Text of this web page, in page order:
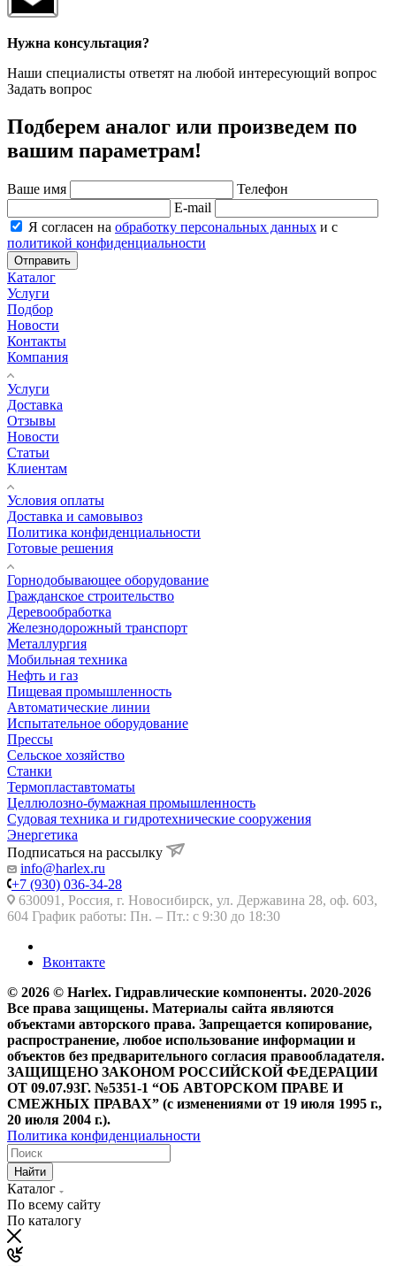
Нужна консультация?
Наши специалисты ответят на любой интересующий вопрос
Задать вопрос
Подберем аналог или произведем по
вашим параметрам!
Ваше имя
Телефон
E-mail
Я согласен на обработку персональных данных и с
политикой конфиденциальности
Отправить
Каталог
Услуги
Подбор
Новости
Контакты
Компания
Услуги
Доставка
Отзывы
Новости
Статьи
Клиентам
Условия оплаты
Доставка и самовывоз
Политика конфиденциальности
Готовые решения
Горнодобывающее оборудование
Гражданское строительство
Деревообработка
Железнодорожный транспорт
Металлургия
Мобильная техника
Нефть и газ
Пищевая промышленность
Автоматические линии
Испытательное оборудование
Прессы
Сельское хозяйство
Станки
Термопластавтоматы
Целлюлозно-бумажная промышленность
Судовая техника и гидротехнические сооружения
Энергетика
Подписаться на рассылку
info@harlex.ru
+7 (930) 036-34-28
630091, Россия, г. Новосибирск, ул. Державина 28, оф. 603,
604 График работы: Пн. – Пт.: с 9:30 до 18:30
Вконтакте
© 2026 © Harlex. Гидравлические компоненты. 2020-2026
Все права защищены. Материалы сайта являются
объектами авторского права. Запрещается копирование,
распространение, любое использование информации и
объектов без предварительного согласия правообладателя.
ЗАЩИЩЕНО ЗАКОНОМ РОССИЙСКОЙ ФЕДЕРАЦИИ
ОТ 09.07.93Г. №5351-1 “ОБ АВТОРСКОМ ПРАВЕ И
СМЕЖНЫХ ПРАВАХ” (с изменениями от 19 июля 1995 г.,
20 июля 2004 г.).
Политика конфиденциальности
Найти
Каталог
По всему сайту
По каталогу